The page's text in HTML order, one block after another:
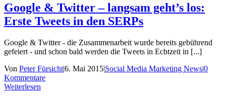
Google & Twitter – langsam geht’s los:
Erste Tweets in den SERPs
Google & Twitter - die Zusammenarbeit wurde bereits gebührend
gefeiert - und schon bald werden die Tweets in Echtzeit in [...]
Von Peter Fürsicht|6. Mai 2015|Social Media Marketing News|0
Kommentare
Weiterlesen